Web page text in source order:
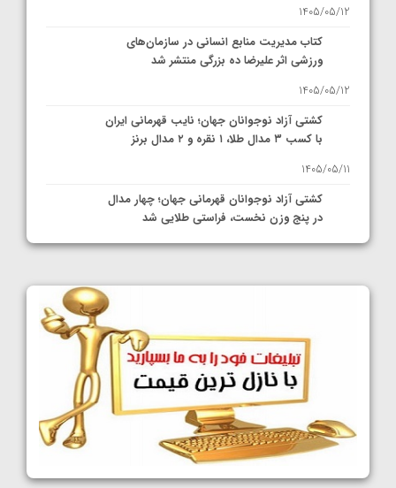
1405/05/12
کتاب مدیریت منابع انسانی در سازمان‌های
ورزشی اثر علیرضا ده بزرگی منتشر شد
1405/05/12
کشتی آزاد نوجوانان جهان؛ نایب قهرمانی ایران
با کسب ۳ مدال طلا، ۱ نقره و ۲ مدال برنز
1405/05/11
کشتی آزاد نوجوانان قهرمانی جهان؛ چهار مدال
در پنج وزن نخست، فراستی طلایی شد
1405/05/11
کشتی آزاد نوجوانان جهان؛ رقبای نمایندگان
ایران مشخص شدند
1405/05/08
کشتی فرنگی نوجوانان جهان؛ سکوی تیمی
سوم برای ایران
1405/05/07